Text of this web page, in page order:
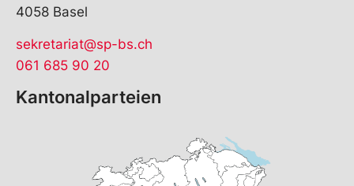
4058 Basel
sekretariat@sp-bs.ch
061 685 90 20
Kantonalparteien